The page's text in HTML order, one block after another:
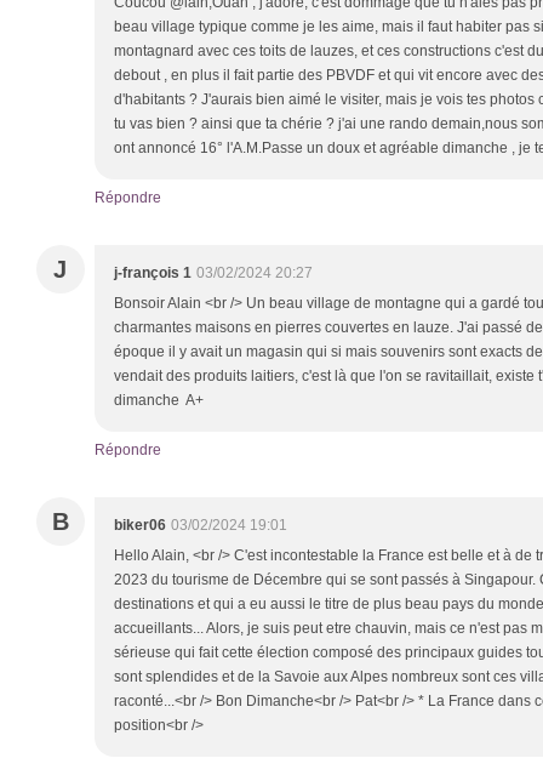
beau village typique comme je les aime, mais il faut habiter pas
montagnard avec ces toits de lauzes, et ces constructions c'est
debout , en plus il fait partie des PBVDF et qui vit encore avec
d'habitants ? J'aurais bien aimé le visiter, mais je vois tes photos
tu vas bien ? ainsi que ta chérie ? j'ai une rando demain,nous
ont annoncé 16° l'A.M.Passe un doux et agréable dimanche , je
Répondre
J j-françois 1 03/02/2024 20:27
Bonsoir Alain <br /> Un beau village de montagne qui a gardé
charmantes maisons en pierres couvertes en lauze. J'ai passé
époque il y avait un magasin qui si mais souvenirs sont exacts
vendait des produits laitiers, c'est là que l'on se ravitaillait, existe
dimanche A+
Répondre
B biker06 03/02/2024 19:01
Hello Alain, <br /> C'est incontestable la France est belle et à de
2023 du tourisme de Décembre qui se sont passés à Singapour.
destinations et qui a eu aussi le titre de plus beau pays du
accueillants... Alors, je suis peut etre chauvin, mais ce n'est pas
sérieuse qui fait cette élection composé des principaux guides
sont splendides et de la Savoie aux Alpes nombreux sont ces
raconté...<br /> Bon Dimanche<br /> Pat<br /> * La France dans
position<br />